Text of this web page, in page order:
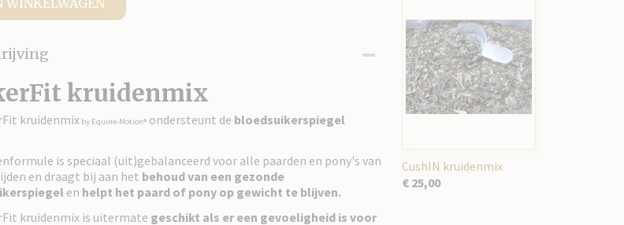
WINKELWAGEN
kruidenmix
kruidenmix by Equine-Motion® ondersteunt de bloedsuikerspiegel
is speciaal (uit)gebalanceerd voor alle paarden en pony's van
en draagt bij aan het behoud van een gezonde
en helpt het paard of pony op gewicht te blijven.
kruidenmix is uitermate geschikt als er een gevoeligheid is voor
CushIN kruidenmix
€ 25,00